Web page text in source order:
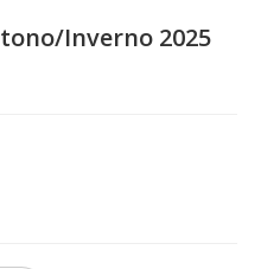
Inverno 2025